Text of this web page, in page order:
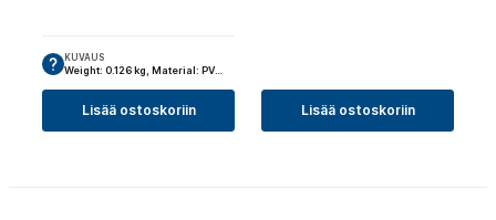
KUVAUS
Weight: 0.126 kg, Material: PV…
Lisää ostoskoriin Lisää ostoskoriin